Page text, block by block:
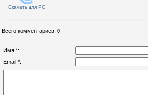
Скачать для PC
Всего комментариев: 0
Имя *:
Email *: